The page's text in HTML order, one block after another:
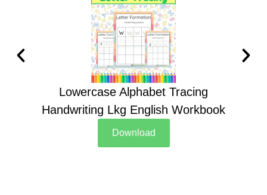
Lowercase Alphabet Tracing
Handwriting Lkg English Workbook
Download